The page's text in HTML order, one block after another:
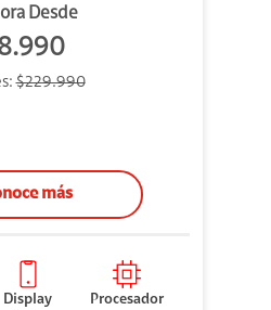
Desde
$229.990
más
Display
Procesador